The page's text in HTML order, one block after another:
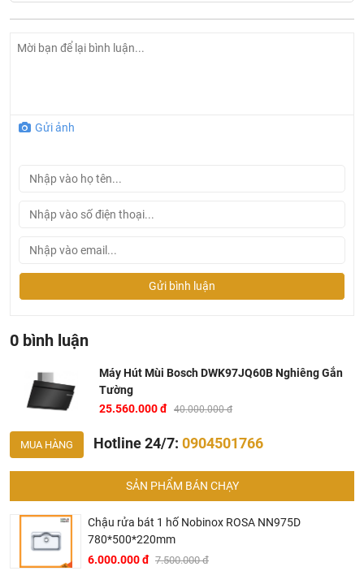
Chiều dài dây cáp: 130cm, không kèm đầu cắm
Kích thước sản phẩm: 90cm: 890R x 499S x 988 - 1258C
Bản vẽ kỹ thuật máy hút mùi Bosch DWK97JQ60B
Gửi ảnh
Gửi bình luận
0 bình luận
Máy Hút Mùi Bosch DWK97JQ60B Nghiêng Gắn
Tường
25.560.000 đ 40.000.000 đ
MUA HÀNG Hotline 24/7: 0904501766
SẢN PHẨM BÁN CHẠY
Chậu rửa bát 1 hố Nobinox ROSA NN975D
780*500*220mm
6.000.000 đ 7.500.000 đ